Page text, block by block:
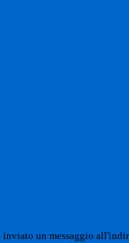
inviato un messaggio